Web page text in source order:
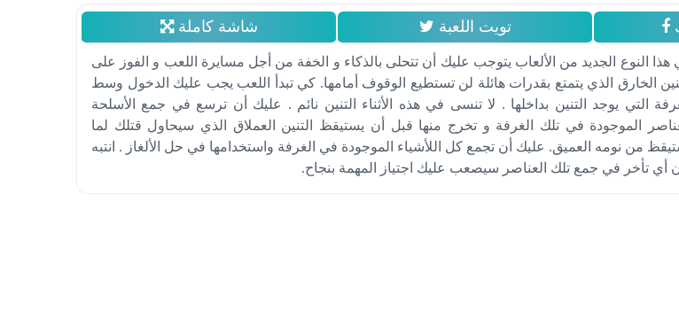
تويت اللعبة شاشة كاملة
هذا النوع الجديد من الألعاب يتوجب عليك أن تتحلى بالذكاء و الخفة من أجل مسايرة اللعب و الفوز على
الخارق الذي يتمتع بقدرات هائلة لن تستطيع الوقوف أمامها. كي تبدأ اللعب يجب عليك الدخول وسط
التي يوجد التنين بداخلها . لا تنسى في هذه الأثناء التنين نائم . عليك أن ترسع في جمع الأسلحة
الموجودة في تلك الغرفة و تخرج منها قبل أن يستيقظ التنين العملاق الذي سيحاول قتلك لما
من نومه العميق. عليك أن تجمع كل اللأشياء الموجودة في الغرفة واستخدامها في حل الألغاز . انتبه
أي تأخر في جمع تلك العناصر سيصعب عليك اجتياز المهمة بنجاح.